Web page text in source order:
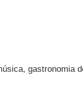
gastronomia